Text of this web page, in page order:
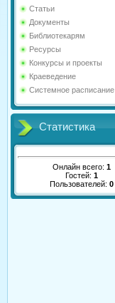
Статьи
Документы
Библиотекарям
Ресурсы
Конкурсы и проекты
Краеведение
Системное расписание
Статистика
Онлайн всего: 1
Гостей: 1
Пользователей: 0